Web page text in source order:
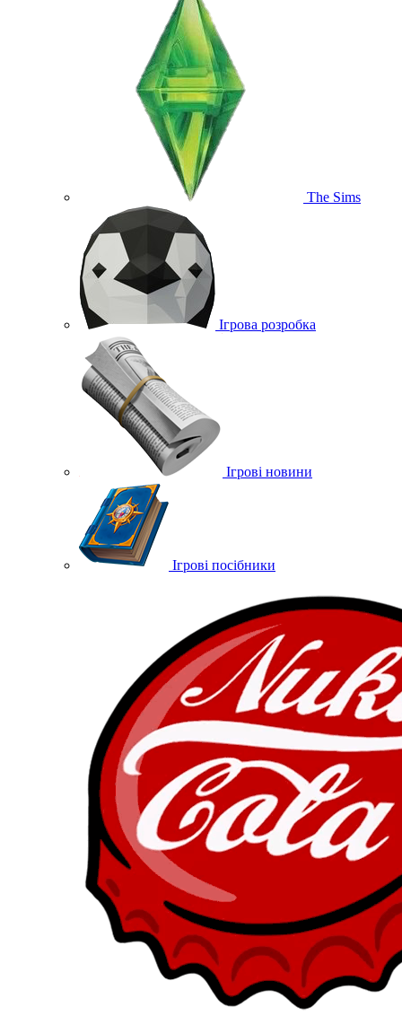
The Sims
Ігрова розробка
Ігрові новини
Ігрові посібники